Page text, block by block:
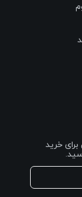
سوالی برای خرید